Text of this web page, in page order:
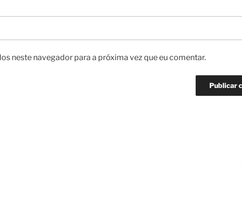
neste navegador para a próxima vez que eu comentar.